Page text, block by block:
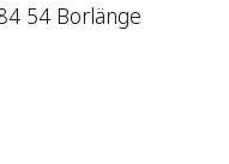
54 Borlänge